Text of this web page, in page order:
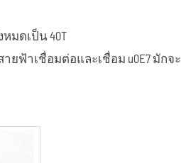
มดเป็น 40T
ยฟ้าเชื่อมต่อและเชื่อม u0E7 มักจะ